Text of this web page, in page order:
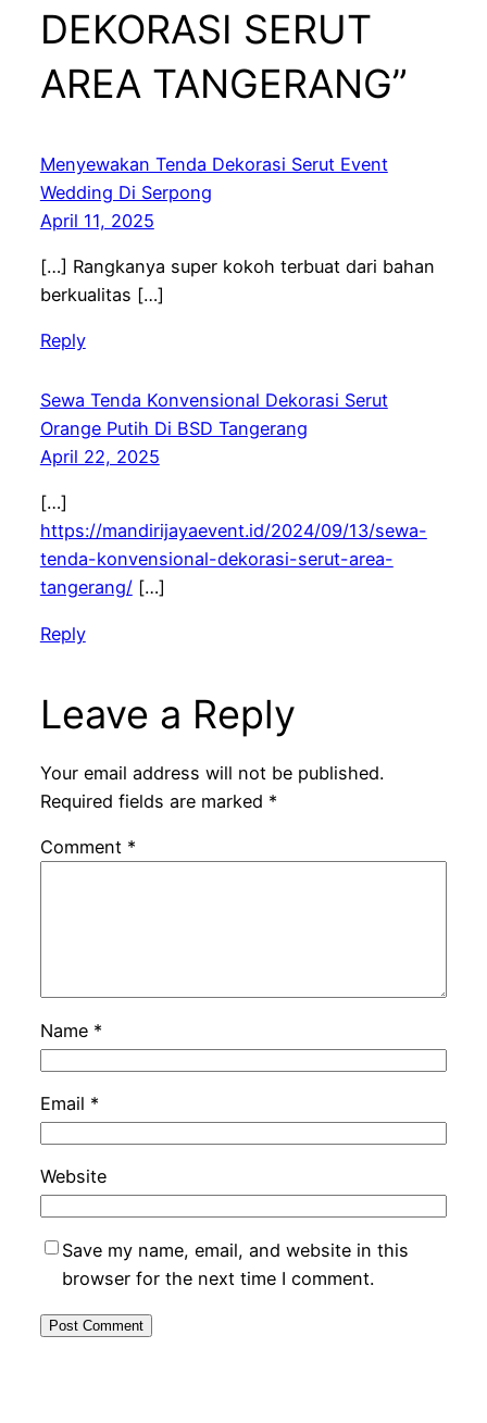
DEKORASI SERUT
AREA TANGERANG”
Menyewakan Tenda Dekorasi Serut Event
Wedding Di Serpong
April 11, 2025
[…] Rangkanya super kokoh terbuat dari bahan
berkualitas […]
Reply
Sewa Tenda Konvensional Dekorasi Serut
Orange Putih Di BSD Tangerang
April 22, 2025
[…]
https://mandirijayaevent.id/2024/09/13/sewa-
tenda-konvensional-dekorasi-serut-area-
tangerang/[…]
Reply
Leave a Reply
Your email address will not be published.
Required fields are marked *
Comment *
Name *
Email *
Website
Save my name, email, and website in this
browser for the next time I comment.